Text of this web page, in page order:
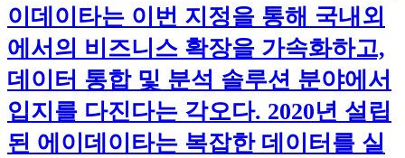
이데이타는 이번 지정을 통해 국내외
에서의 비즈니스 확장을 가속화하고,
데이터 통합 및 분석 솔루션 분야에서
입지를 다진다는 각오다. 2020년 설립
된 에이데이타는 복잡한 데이터를 실